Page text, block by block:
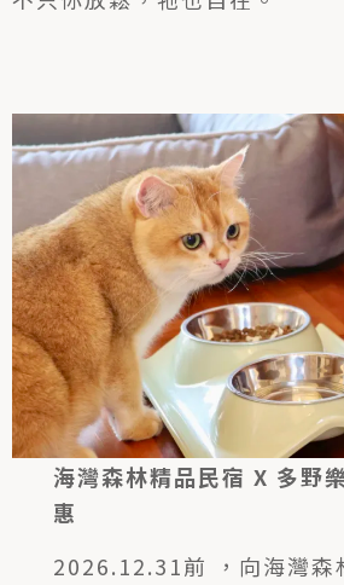
海灣森林精品民宿 X 多野
惠
2026.12.31前 ，向海灣森